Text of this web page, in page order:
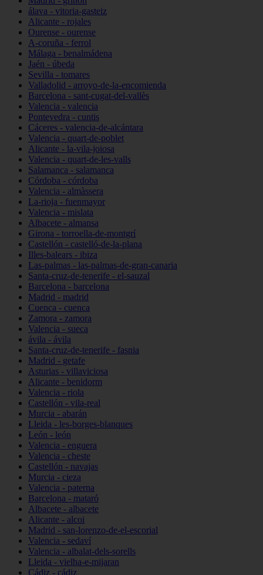
álava - vitoria-gasteiz
Alicante - rojales
Ourense - ourense
A-coruña - ferrol
Málaga - benalmádena
Jaén - úbeda
Sevilla - tomares
Valladolid - arroyo-de-la-encomienda
Barcelona - sant-cugat-del-vallès
Valencia - valencia
Pontevedra - cuntis
Cáceres - valencia-de-alcántara
Valencia - quart-de-poblet
Alicante - la-vila-joiosa
Valencia - quart-de-les-valls
Salamanca - salamanca
Córdoba - córdoba
Valencia - almàssera
La-rioja - fuenmayor
Valencia - mislata
Albacete - almansa
Girona - torroella-de-montgrí
Castellón - castelló-de-la-plana
Illes-balears - ibiza
Las-palmas - las-palmas-de-gran-canaria
Santa-cruz-de-tenerife - el-sauzal
Barcelona - barcelona
Madrid - madrid
Cuenca - cuenca
Zamora - zamora
Valencia - sueca
ávila - ávila
Santa-cruz-de-tenerife - fasnia
Madrid - getafe
Asturias - villaviciosa
Alicante - benidorm
Valencia - riola
Castellón - vila-real
Murcia - abarán
Lleida - les-borges-blanques
León - león
Valencia - enguera
Valencia - cheste
Castellón - navajas
Murcia - cieza
Valencia - paterna
Barcelona - mataró
Albacete - albacete
Alicante - alcoi
Madrid - san-lorenzo-de-el-escorial
Valencia - sedaví
Valencia - albalat-dels-sorells
Lleida - vielha-e-mijaran
Cádiz - cádiz